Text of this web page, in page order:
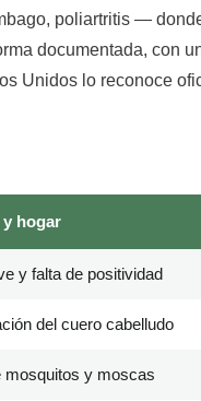
poliartritis —
documentada, con
Unidos lo reconoce
y hogar
y falta de positividad
del cuero cabelludo
y moscas